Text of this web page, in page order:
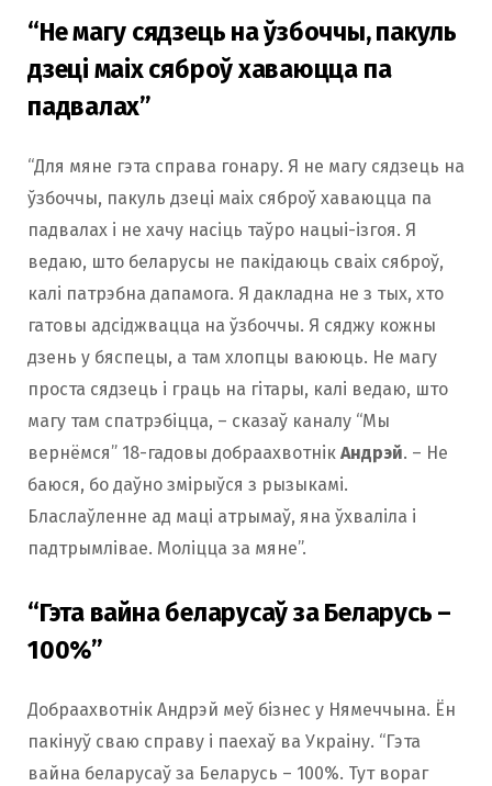
“Не магу сядзець на ўзбоччы, пакуль
дзеці маіх сяброў хаваюцца па
падвалах”
“Для мяне гэта справа гонару. Я не магу сядзець на
ўзбоччы, пакуль дзеці маіх сяброў хаваюцца па
падвалах і не хачу насіць таўро нацыі-ізгоя. Я
ведаю, што беларусы не пакідаюць сваіх сяброў,
калі патрэбна дапамога. Я дакладна не з тых, хто
гатовы адсіджвацца на ўзбоччы. Я сяджу кожны
дзень у бяспецы, а там хлопцы ваююць. Не магу
проста сядзець і граць на гітары, калі ведаю, што
магу там спатрэбіцца, – сказаў каналу “Мы
вернёмся” 18-гадовы добраахвотнік Андрэй. – Не
баюся, бо даўно змірыўся з рызыкамі.
Бласлаўленне ад маці атрымаў, яна ўхваліла і
падтрымлівае. Моліцца за мяне”.
“Гэта вайна беларусаў за Беларусь –
100%”
Добраахвотнік Андрэй меў бізнес у Нямеччына. Ён
пакінуў сваю справу і паехаў ва Украіну. “Гэта
вайна беларусаў за Беларусь – 100%. Тут вораг